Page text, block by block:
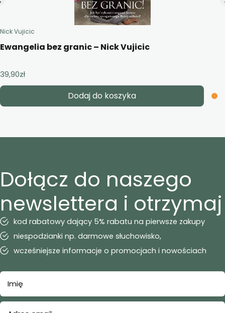
Nick Vujicic
Ewangelia bez granic – Nick Vujicic
39,90zł
Dodaj do koszyka
Dołącz do naszego
newslettera i otrzymaj
kod rabatowy dający 5% rabatu na pierwsze zakupy
niespodzianki np. darmowe słuchowisko,
wcześniejsze informacje o promocjach i nowościach